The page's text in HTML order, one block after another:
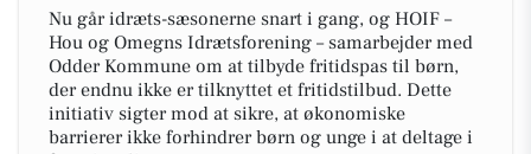
Nu går idræts-sæsonerne snart i gang, og HOIF –
Hou og Omegns Idrætsforening – samarbejder med
Odder Kommune om at tilbyde fritidspas til børn,
der endnu ikke er tilknyttet et fritidstilbud. Dette
initiativ sigter mod at sikre, at økonomiske
barrierer ikke forhindrer børn og unge i at deltage i